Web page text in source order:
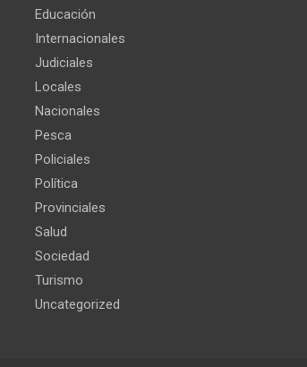
Educación
Internacionales
Judiciales
Locales
Nacionales
Pesca
Policiales
Política
Provinciales
Salud
Sociedad
Turismo
Uncategorized